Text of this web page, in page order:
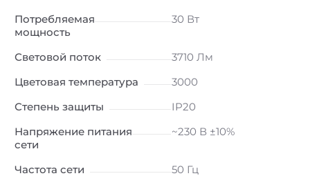
Потребляемая
мощность
30 Вт
Световой поток
3710 Лм
Цветовая температура
3000
Степень защиты
IP20
Напряжение питания
сети
~230 В ±10%
Частота сети
50 Гц